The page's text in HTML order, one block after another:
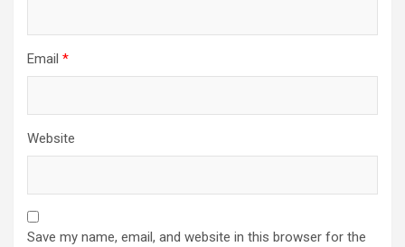
Email *
Website
Save my name, email, and website in this browser for the